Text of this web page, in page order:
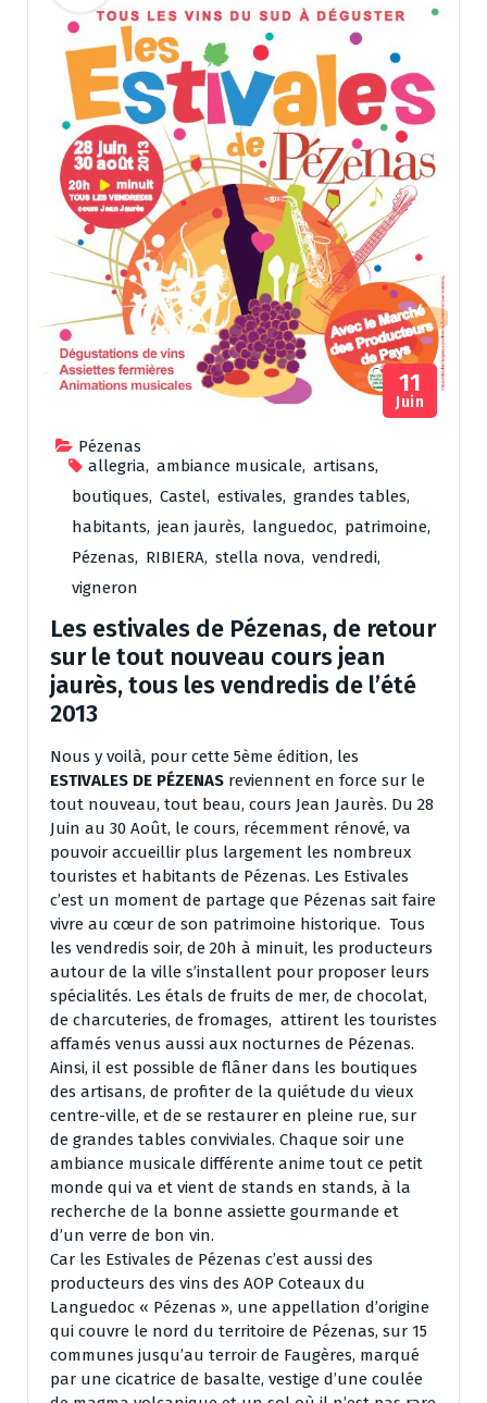
Pézenas
allegria, ambiance musicale, artisans,
boutiques, Castel, estivales, grandes tables,
habitants, jean jaurès, languedoc, patrimoine,
Pézenas, RIBIERA, stella nova, vendredi,
vigneron
11
Juin
Les estivales de Pézenas, de retour
sur le tout nouveau cours jean
jaurès, tous les vendredis de l’été
2013
Nous y voilà, pour cette 5ème édition, les
ESTIVALES DE PÉZENAS reviennent en force sur le
tout nouveau, tout beau, cours Jean Jaurès. Du 28
Juin au 30 Août, le cours, récemment rénové, va
pouvoir accueillir plus largement les nombreux
touristes et habitants de Pézenas. Les Estivales
c’est un moment de partage que Pézenas sait faire
vivre au cœur de son patrimoine historique. Tous
les vendredis soir, de 20h à minuit, les producteurs
autour de la ville s’installent pour proposer leurs
spécialités. Les étals de fruits de mer, de chocolat,
de charcuteries, de fromages, attirent les touristes
affamés venus aussi aux nocturnes de Pézenas.
Ainsi, il est possible de flâner dans les boutiques
des artisans, de profiter de la quiétude du vieux
centre-ville, et de se restaurer en pleine rue, sur
de grandes tables conviviales. Chaque soir une
ambiance musicale différente anime tout ce petit
monde qui va et vient de stands en stands, à la
recherche de la bonne assiette gourmande et
d’un verre de bon vin.
Car les Estivales de Pézenas c’est aussi des
producteurs des vins des AOP Coteaux du
Languedoc « Pézenas », une appellation d’origine
qui couvre le nord du territoire de Pézenas, sur 15
communes jusqu’au terroir de Faugères, marqué
par une cicatrice de basalte, vestige d’une coulée